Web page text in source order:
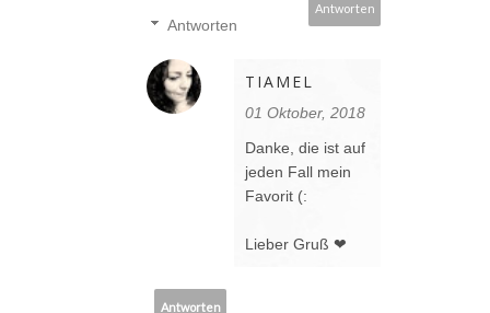
Antworten
Antworten
TIAMEL
01 Oktober, 2018
Danke, die ist auf
jeden Fall mein
Favorit (:
Lieber Gruß ❤
Antworten